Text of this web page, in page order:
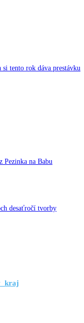
tento rok dáva prestávku
na Babu
desaťročí tvorby